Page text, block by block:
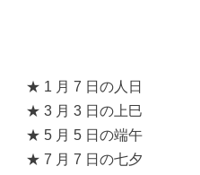
★ 1 月 7 日の人日
★ 3 月 3 日の上巳
★ 5 月 5 日の端午
★ 7 月 7 日の七夕